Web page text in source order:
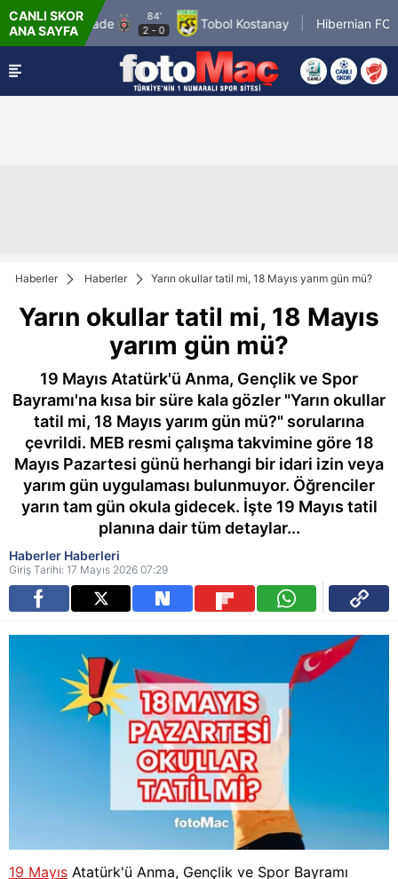
CANLI SKOR
ANA SAYFA
Belgrade
84'
2- Tobol Kostanay Hibernian FC
Haberler Haberler Yarın okullar tatil mi, 18 Mayıs yarım gün mü?
Yarın okullar tatil mi, 18 Mayıs
yarım gün mü?
19 Mayıs Atatürk'ü Anma, Gençlik ve Spor
Bayramı'na kısa bir süre kala gözler "Yarın okullar
tatil mi, 18 Mayıs yarım gün mü?" sorularına
çevrildi. MEB resmi çalışma takvimine göre 18
Mayıs Pazartesi günü herhangi bir idari izin veya
yarım gün uygulaması bulunmuyor. Öğrenciler
yarın tam gün okula gidecek. İşte 19 Mayıs tatil
planına dair tüm detaylar...
Haberler Haberleri
Giriş Tarihi: 17 Mayıs 2026 07:29
19 Mayıs Atatürk'ü Anma, Gençlik ve Spor Bayramı